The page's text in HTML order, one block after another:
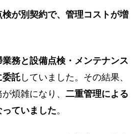
が別契約で、管理コストが増
業務と設備点検・メンテナンス
委託 していました。その結果、
煩雑になり、 二重管理による
ていました。